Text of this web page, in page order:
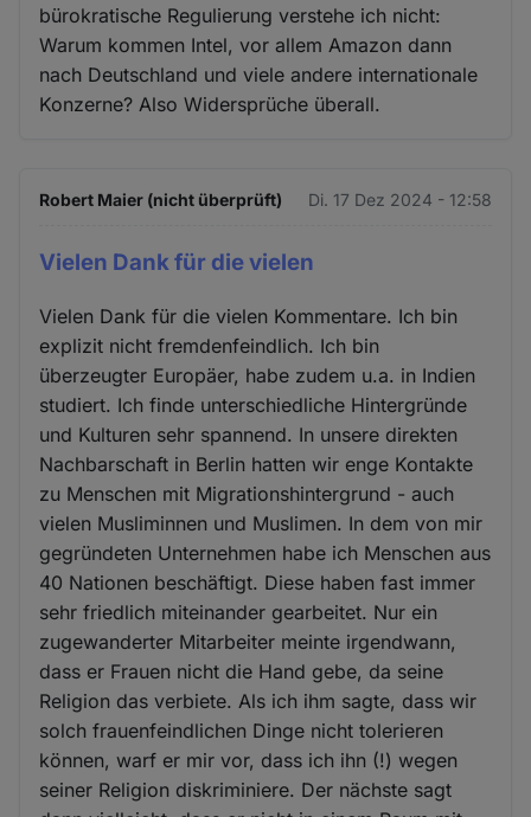
bürokratische Regulierung verstehe ich nicht:
Warum kommen Intel, vor allem Amazon dann
nach Deutschland und viele andere internationale
Konzerne? Also Widersprüche überall.
Robert Maier (nicht überprüft) Di. 17 Dez 2024 - 12:58
Vielen Dank für die vielen
Vielen Dank für die vielen Kommentare. Ich bin
explizit nicht fremdenfeindlich. Ich bin
überzeugter Europäer, habe zudem u.a. in Indien
studiert. Ich finde unterschiedliche Hintergründe
und Kulturen sehr spannend. In unsere direkten
Nachbarschaft in Berlin hatten wir enge Kontakte
zu Menschen mit Migrationshintergrund - auch
vielen Musliminnen und Muslimen. In dem von mir
gegründeten Unternehmen habe ich Menschen aus
40 Nationen beschäftigt. Diese haben fast immer
sehr friedlich miteinander gearbeitet. Nur ein
zugewanderter Mitarbeiter meinte irgendwann,
dass er Frauen nicht die Hand gebe, da seine
Religion das verbiete. Als ich ihm sagte, dass wir
solch frauenfeindlichen Dinge nicht tolerieren
können, warf er mir vor, dass ich ihn (!) wegen
seiner Religion diskriminiere. Der nächste sagt